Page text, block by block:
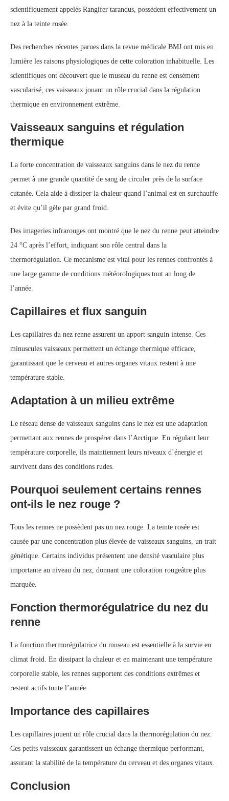
scientifiquement appelés Rangifer tarandus, possèdent effectivement un
nez à la teinte rosée.
Des recherches récentes parues dans la revue médicale BMJ ont mis en
lumière les raisons physiologiques de cette coloration inhabituelle. Les
scientifiques ont découvert que le museau du renne est densément
vascularisé, ces vaisseaux jouant un rôle crucial dans la régulation
thermique en environnement extrême.
Vaisseaux sanguins et régulation
thermique
La forte concentration de vaisseaux sanguins dans le nez du renne
permet à une grande quantité de sang de circuler près de la surface
cutanée. Cela aide à dissiper la chaleur quand l’animal est en surchauffe
et évite qu’il gèle par grand froid.
Des imageries infrarouges ont montré que le nez du renne peut atteindre
24 °C après l’effort, indiquant son rôle central dans la
thermorégulation. Ce mécanisme est vital pour les rennes confrontés à
une large gamme de conditions météorologiques tout au long de
l’année.
Capillaires et flux sanguin
Les capillaires du nez renne assurent un apport sanguin intense. Ces
minuscules vaisseaux permettent un échange thermique efficace,
garantissant que le cerveau et autres organes vitaux restent à une
température stable.
Adaptation à un milieu extrême
Le réseau dense de vaisseaux sanguins dans le nez est une adaptation
permettant aux rennes de prospérer dans l’Arctique. En régulant leur
température corporelle, ils maintiennent leurs niveaux d’énergie et
survivent dans des conditions rudes.
Pourquoi seulement certains rennes
ont-ils le nez rouge ?
Tous les rennes ne possèdent pas un nez rouge. La teinte rosée est
causée par une concentration plus élevée de vaisseaux sanguins, un trait
génétique. Certains individus présentent une densité vasculaire plus
importante au niveau du nez, donnant une coloration rougeâtre plus
marquée.
Fonction thermorégulatrice du nez du
renne
La fonction thermorégulatrice du museau est essentielle à la survie en
climat froid. En dissipant la chaleur et en maintenant une température
corporelle stable, les rennes supportent des conditions extrêmes et
restent actifs toute l’année.
Importance des capillaires
Les capillaires jouent un rôle crucial dans la thermorégulation du nez.
Ces petits vaisseaux garantissent un échange thermique performant,
assurant la stabilité de la température du cerveau et des organes vitaux.
Conclusion